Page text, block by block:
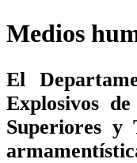
Medios
El
Explosivos
Superiores y